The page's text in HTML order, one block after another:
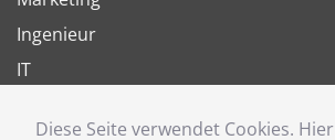
Diese Seite verwendet Cookies. Hier
Ingenieur
IT